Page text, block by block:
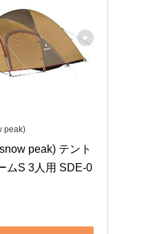
peak)
peak) テント
ムS 3人用 SDE-0